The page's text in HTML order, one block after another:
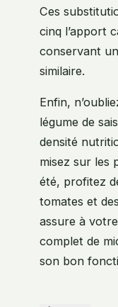
Ces
cinq l’apport
conservant
similaire.
Enfin,
légume de
densité
misez sur les
été, profitez
tomates et
assure à
complet de
son bon